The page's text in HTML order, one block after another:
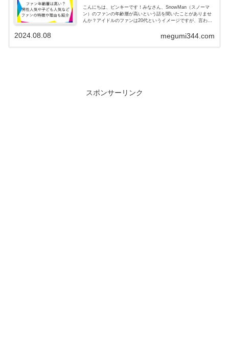
こんにちは、ピンキーです！みなさん、SnowMan（スノーマ
ン）のファンの年齢層が高いという話を聞いたことがありませ
んか？アイドルのファンは20代というイメージですが、言われ
megumi344.com
2024.08.08
スポンサーリンク